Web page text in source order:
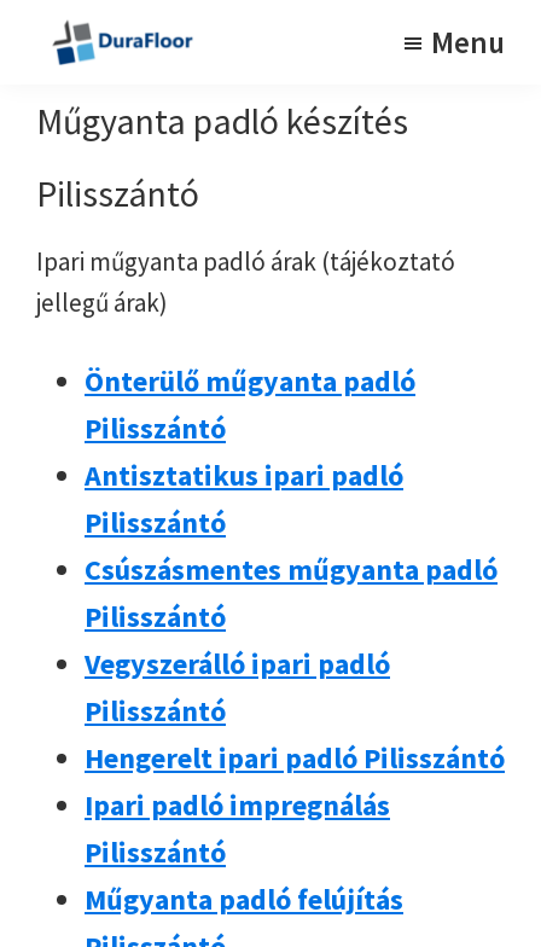
main
content
footerműgyanta
padlók
Menu
Műgyanta padló készítés
Pilisszántó
Ipari műgyanta padló árak (tájékoztató
jellegű árak)
Önterülő műgyanta padló
Pilisszántó
Antisztatikus ipari padló
Pilisszántó
Csúszásmentes műgyanta padló
Pilisszántó
Vegyszerálló ipari padló
Pilisszántó
Hengerelt ipari padló Pilisszántó
Ipari padló impregnálás
Pilisszántó
Műgyanta padló felújítás